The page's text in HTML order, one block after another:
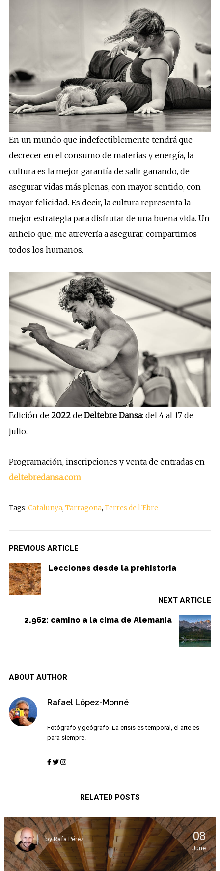
En un mundo que indefectiblemente tendrá que
decrecer en el consumo de materias y energía, la
cultura es la mejor garantía de salir ganando, de
asegurar vidas más plenas, con mayor sentido, con
mayor felicidad. Es decir, la cultura representa la
mejor estrategia para disfrutar de una buena vida. Un
anhelo que, me atrevería a asegurar, compartimos
todos los humanos.
Edición de 2022de Deltebre Dansa: del 4 al 17 de
julio.
Programación, inscripciones y venta de entradas en
deltebredansa.com
Tags: Catalunya, Tarragona, Terres de l'Ebre
PREVIOUS ARTICLE
Lecciones desde la prehistoria
NEXT ARTICLE
2.962: camino a la cima de Alemania
ABOUT AUTHOR
Rafael López-Monné
Fotógrafo y geógrafo. La crisis es temporal, el arte es
para siempre.
RELATED POSTS
byRafa Pérez 08
June